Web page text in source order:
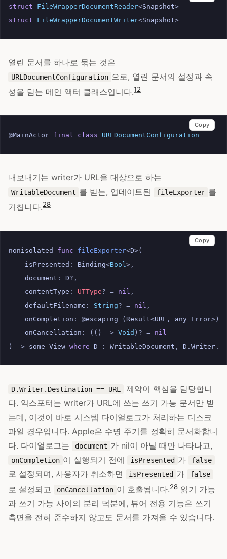
struct FileWrapperDocumentReader<Snapshot>
struct
FileWrapperDocumentWriter<Snapshot>
열린 문서를 하나로 묶는 것은
URLDocumentConfiguration 으로, 열린 문서의 설정과 속
성을 담는 메인 액터 클래스입니다.12
@MainActor final class URLDocumentConfiguration
Copy
내보내기는 writer가 URL을 대상으로 하는
WritableDocument 를 받는, 업데이트된 fileExporter 를
거칩니다.28
nonisolated func fileExporter<D>(
isPresented : Binding<Bool >,
document : D?,
contentType : UTType? = nil ,
defaultFilename : String? = nil ,
onCompletion : @escaping ( Result<URL , any Error>)
onCancellation : (() -> Void )? = nil
)
-> some View where D : WritableDocument , D . Writer .
Copy
D.Writer.Destination == URL
제약이 핵심을 담당합니
다. 익스포터는 writer가 URL에 쓰는 쓰기 가능 문서만 받
는데, 이것이 바로 시스템 다이얼로그가 처리하는 디스크
파일 경우입니다. Apple은 수명 주기를 정확히 문서화합니
다. 다이얼로그는
document 가 nil이 아닐 때만 나타나고,
onCompletion 이 실행되기 전에 isPresented 가 false
로 설정되며, 사용자가 취소하면 isPresented 가 false
로 설정되고 onCancellation 이 호출됩니다.28 읽기 가능
과 쓰기 가능 사이의 분리 덕분에, 뷰어 전용 기능은 쓰기
측면을 전혀 준수하지 않고도 문서를 가져올 수 있습니다.